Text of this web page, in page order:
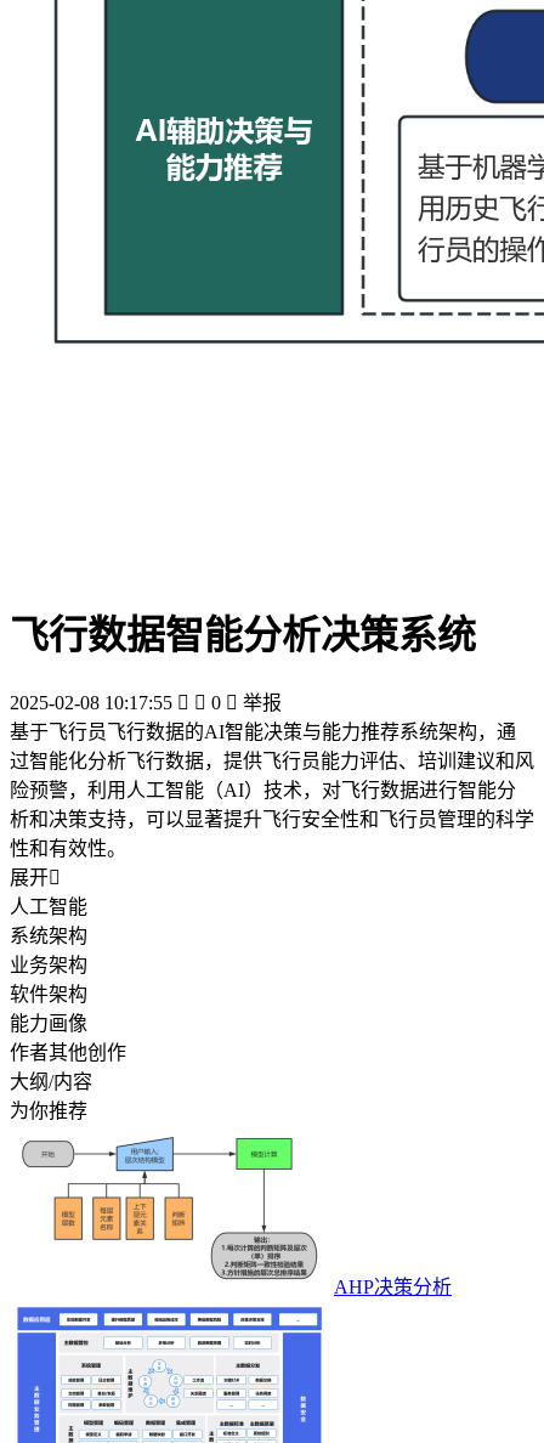
飞行数据智能分析决策系统
2025-02-08 10:17:55   0  举报
基于飞行员飞行数据的AI智能决策与能力推荐系统架构，通
过智能化分析飞行数据，提供飞行员能力评估、培训建议和风
险预警，利用人工智能（AI）技术，对飞行数据进行智能分
析和决策支持，可以显著提升飞行安全性和飞行员管理的科学
性和有效性。
展开
人工智能
系统架构
业务架构
软件架构
能力画像
作者其他创作
大纲/内容
为你推荐
AHP决策分析